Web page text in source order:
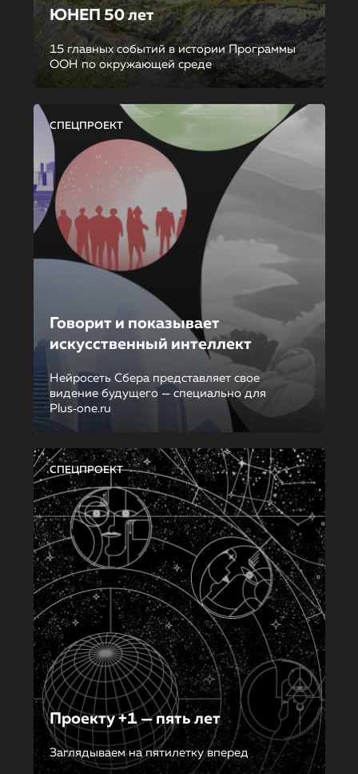
ЮНЕП 50 лет
15 главных событий в истории Программы
ООН по окружающей среде
СПЕЦПРОЕКТ
Говорит и показывает
искусственный интеллект
Нейросеть Сбера представляет свое
видение будущего — специально для
Plus‑one.ru
СПЕЦПРОЕКТ
Проекту +1 — пять лет
Заглядываем на пятилетку вперед